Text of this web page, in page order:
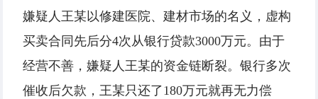
嫌疑人王某以修建医院、建材市场的名义，虚构
买卖合同先后分4次从银行贷款3000万元。由于
经营不善，嫌疑人王某的资金链断裂。银行多次
催收后欠款，王某只还了180万元就再无力偿